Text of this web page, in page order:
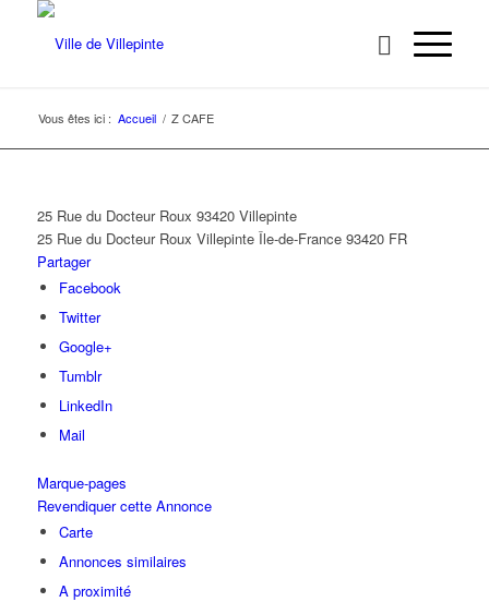
Vous êtes ici : Accueil / Z CAFE
25 Rue du Docteur Roux 93420 Villepinte
25 Rue du Docteur Roux Villepinte Île-de-France 93420 FR
Partager
Facebook
Twitter
Google+
Tumblr
LinkedIn
Mail
Marque-pages
Revendiquer cette Annonce
Carte
Annonces similaires
A proximité